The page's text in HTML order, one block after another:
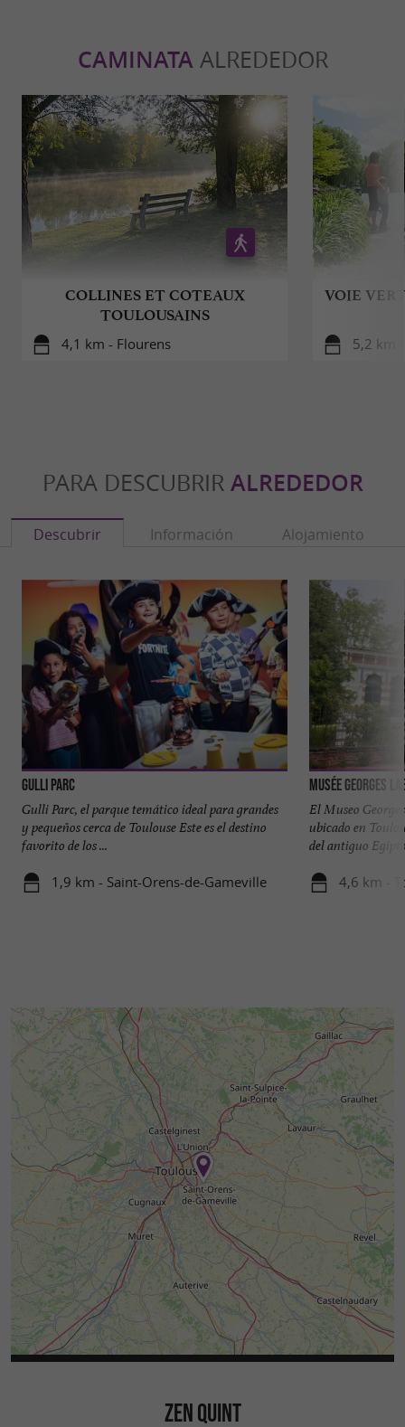
Información :Zen Quint también ofrece
CAMINATAALREDEDOR
COLLINES ET COTEAUX
TOULOUSAINS
4,1 km - Flourens
VOIE
5,2 km
PARA DESCUBRIR ALREDEDOR
Descubrir Información Alojamiento
Gulli Parc
Gulli Parc, el parque temático ideal para grandes
y pequeños cerca de Toulouse Este es el destino
favorito de los ...
1,9 km - Saint-Orens-de-Gameville
Musée Georges
El Museo
ubicado en
del antiguo
4,6 km -
ZEN QUINT